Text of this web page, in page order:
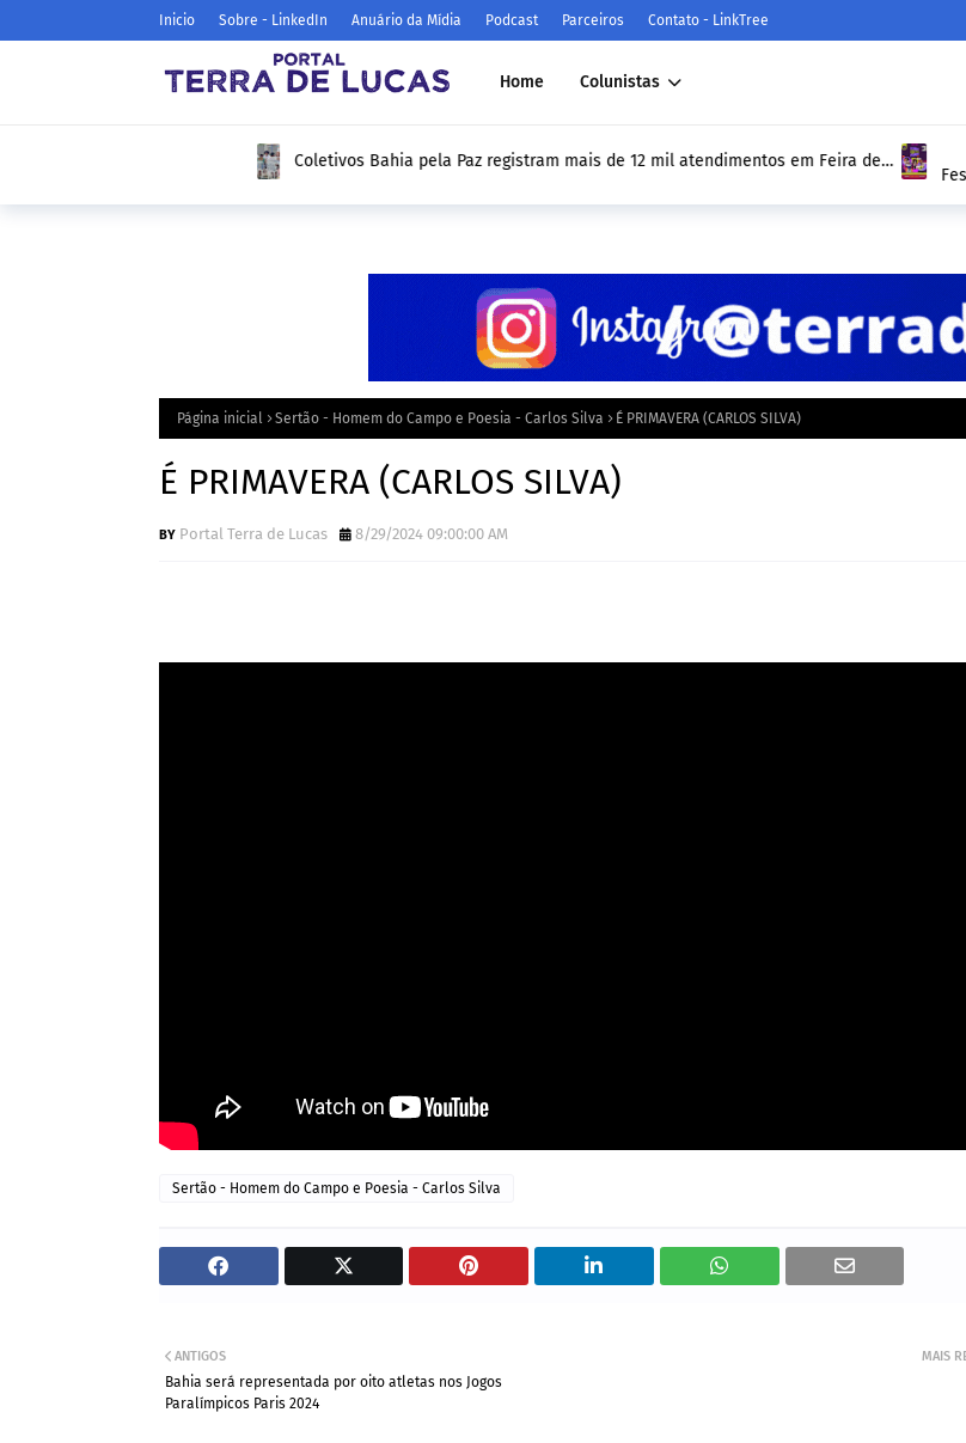
Inicio Sobre - LinkedIn Anuário da Mídia Podcast Parceiros Contato - LinkTree
Home Colunistas
Coletivos Bahia pela Paz registram mais de 12 mil atendimentos em Feira de
Santana e apresentam resultados de 1 ano nesta sexta-feira (10/04)
Festival Feira
Página inicial Sertão - Homem do Campo e Poesia - Carlos Silva É PRIMAVERA (CARLOS SILVA)
É PRIMAVERA (CARLOS SILVA)
Portal Terra de Lucas 8/29/2024 09:00:00 AM
Sertão - Homem do Campo e Poesia - Carlos Silva
MAIS
ANTIGOS
Bahia será representada por oito atletas nos Jogos
Paralímpicos Paris 2024